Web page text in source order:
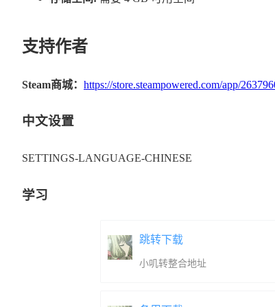
支持作者
Steam商城： https://store.steampowered.com/app/
中文设置
SETTINGS-LANGUAGE-CHINESE
学习
跳转下载
小叽转整合地址